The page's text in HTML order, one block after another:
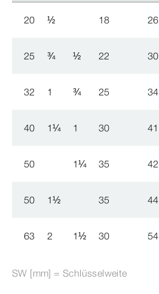
20 ½ 18 26
25 ¾ ½ 22 30
32 1 ¾ 25 34
40 1¼ 1 30 41
50 1¼ 35 42
50 1½ 35 44
63 2 1½ 30 54
SW [mm] = Schlüsselweite